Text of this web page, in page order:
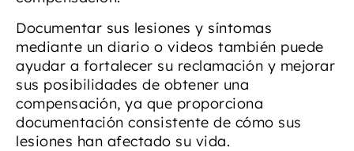
Documentar sus lesiones y síntomas
mediante un diario o videos también puede
ayudar a fortalecer su reclamación y mejorar
sus posibilidades de obtener una
compensación, ya que proporciona
documentación consistente de cómo sus
lesiones han afectado su vida.